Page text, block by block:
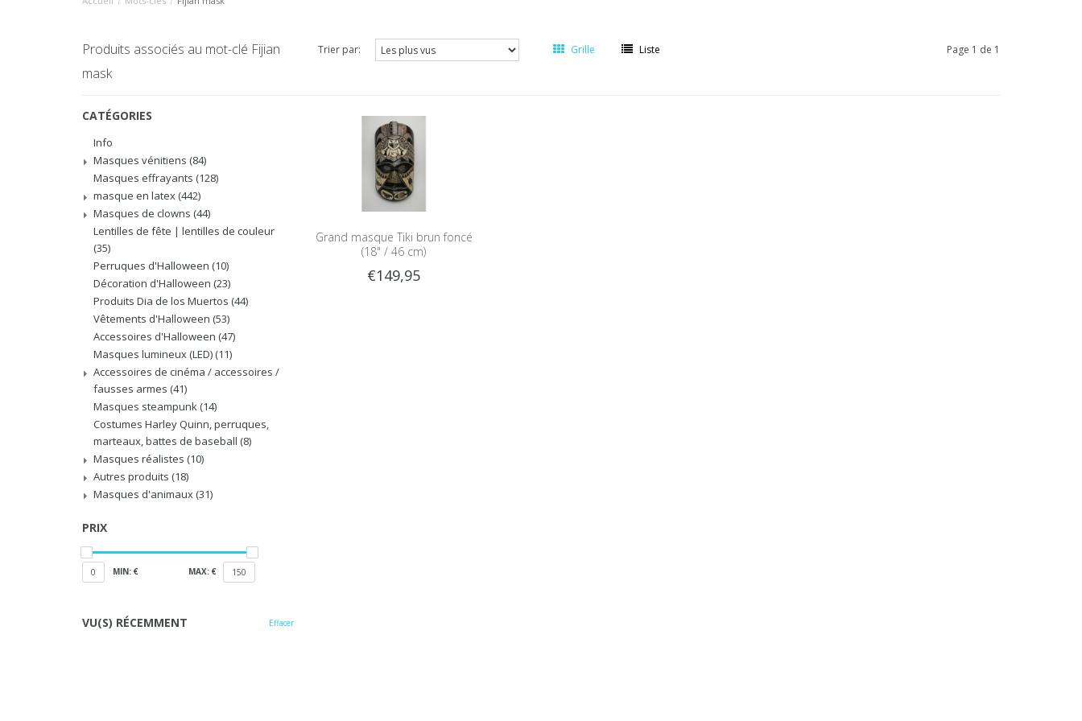
Produits associés au mot-clé Fijian
mask
Trier par: Grille Liste Page 1 de 1
CATÉGORIES
Info
Masques vénitiens (84)
Masques effrayants (128)
masque en latex (442)
Masques de clowns (44)
Lentilles de fête | lentilles de couleur
(35)
Perruques d'Halloween (10)
Décoration d'Halloween (23)
Produits Dia de los Muertos (44)
Vêtements d'Halloween (53)
Accessoires d'Halloween (47)
Masques lumineux (LED) (11)
Accessoires de cinéma / accessoires /
fausses armes (41)
Masques steampunk (14)
Costumes Harley Quinn, perruques,
marteaux, battes de baseball (8)
Masques réalistes (10)
Autres produits (18)
Masques d'animaux (31)
PRIX
0 MIN: € MAX: € 150
VU(S) RÉCEMMENT Effacer
Grand masque Tiki brun foncé
(18" / 46 cm)
€149,95